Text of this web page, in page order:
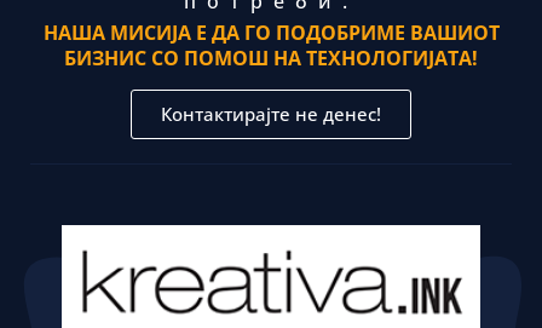
НАША МИСИЈА Е ДА ГО ПОДОБРИМЕ ВАШИОТ
БИЗНИС СО ПОМОШ НА ТЕХНОЛОГИЈАТА!
Контактирајте не денес!